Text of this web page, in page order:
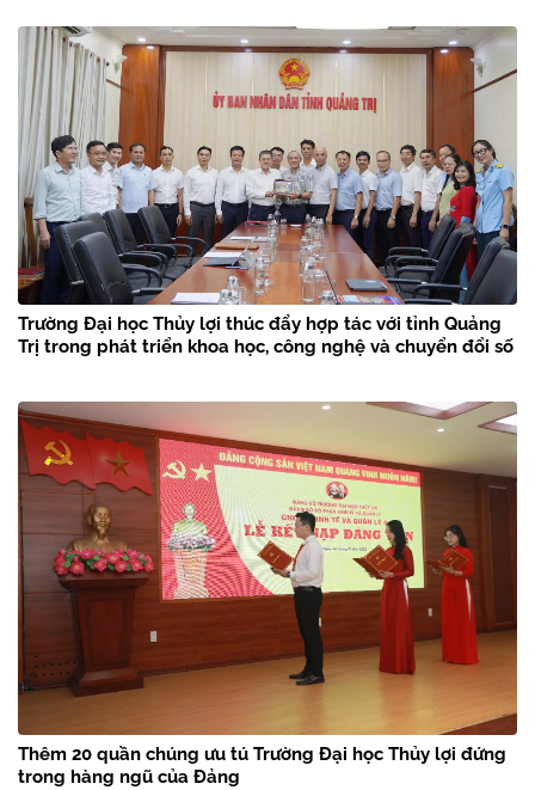
Trường Đại học Thủy lợi thúc đẩy hợp tác với tỉnh Quảng
Trị trong phát triển khoa học, công nghệ và chuyển đổi số
Thêm 20 quần chúng ưu tú Trường Đại học Thủy lợi đứng
trong hàng ngũ của Đảng